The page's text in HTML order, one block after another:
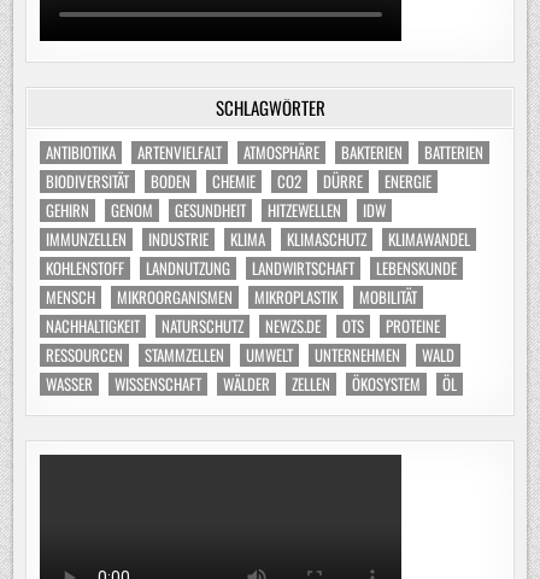
SCHLAGWÖRTER
ANTIBIOTIKA ARTENVIELFALT ATMOSPHÄRE BAKTERIEN
BATTERIEN
BIODIVERSITÄT
BODEN CHEMIE CO2 DÜRRE
ENERGIE
GEHIRN
GENOM GESUNDHEIT HITZEWELLEN
IDW
IMMUNZELLEN
INDUSTRIE KLIMA KLIMASCHUTZ
KLIMAWANDEL
KOHLENSTOFF
LANDNUTZUNG LANDWIRTSCHAFT
LEBENSKUNDE
MENSCH
MIKROORGANISMEN MIKROPLASTIK
MOBILITÄT
NACHHALTIGKEIT
NATURSCHUTZ NEWZS.DE OTS
PROTEINE
RESSOURCEN
STAMMZELLEN UMWELT UNTERNEHMEN
WALD
WASSER
WISSENSCHAFT WÄLDER ZELLEN ÖKOSYSTEM ÖL